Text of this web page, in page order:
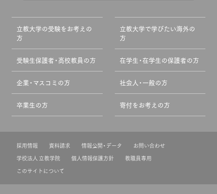
立教大学の受験をお考えの
方
立教大学で学びたい海外の
方
受験生保護者・高校教員の方 在学生・在学生の保護者の方
企業・マスコミの方 社会人・一般の方
卒業生の方 寄付をお考えの方
採用情報 資料請求 情報公開・データ
お問い合わせ
学校法人 立教学院
個人情報保護方針
教職員専用
このサイトについて